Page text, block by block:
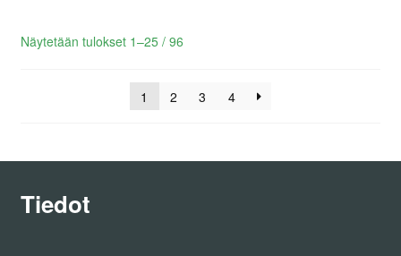
Näytetään tulokset 1–25 / 96Lajiteltu
1
2 3 4
Tiedot